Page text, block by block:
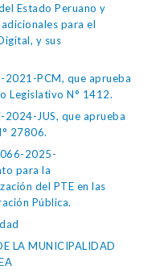
Estado Peruano y
para el
y sus
2021-PCM, que aprueba
Legislativo N° 1412.
JUS, que aprueba
27806.
2025-
para la
del PTE en las
Pública.
LA MUNICIPALIDAD